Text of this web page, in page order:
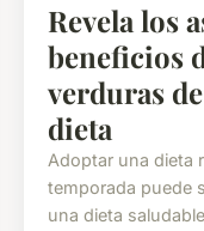
Revela los
beneficios
verduras
dieta
Adoptar una dieta
temporada puede
una dieta